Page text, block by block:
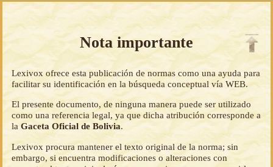
Nota importante
Lexivox ofrece esta publicación de normas como una ayuda para
facilitar su identificación en la búsqueda conceptual vía WEB.
El presente documento, de ninguna manera puede ser utilizado
como una referencia legal, ya que dicha atribución corresponde a
laGaceta Oficial de Bolivia.
Lexivox procura mantener el texto original de la norma; sin
embargo, si encuentra modificaciones o alteraciones con